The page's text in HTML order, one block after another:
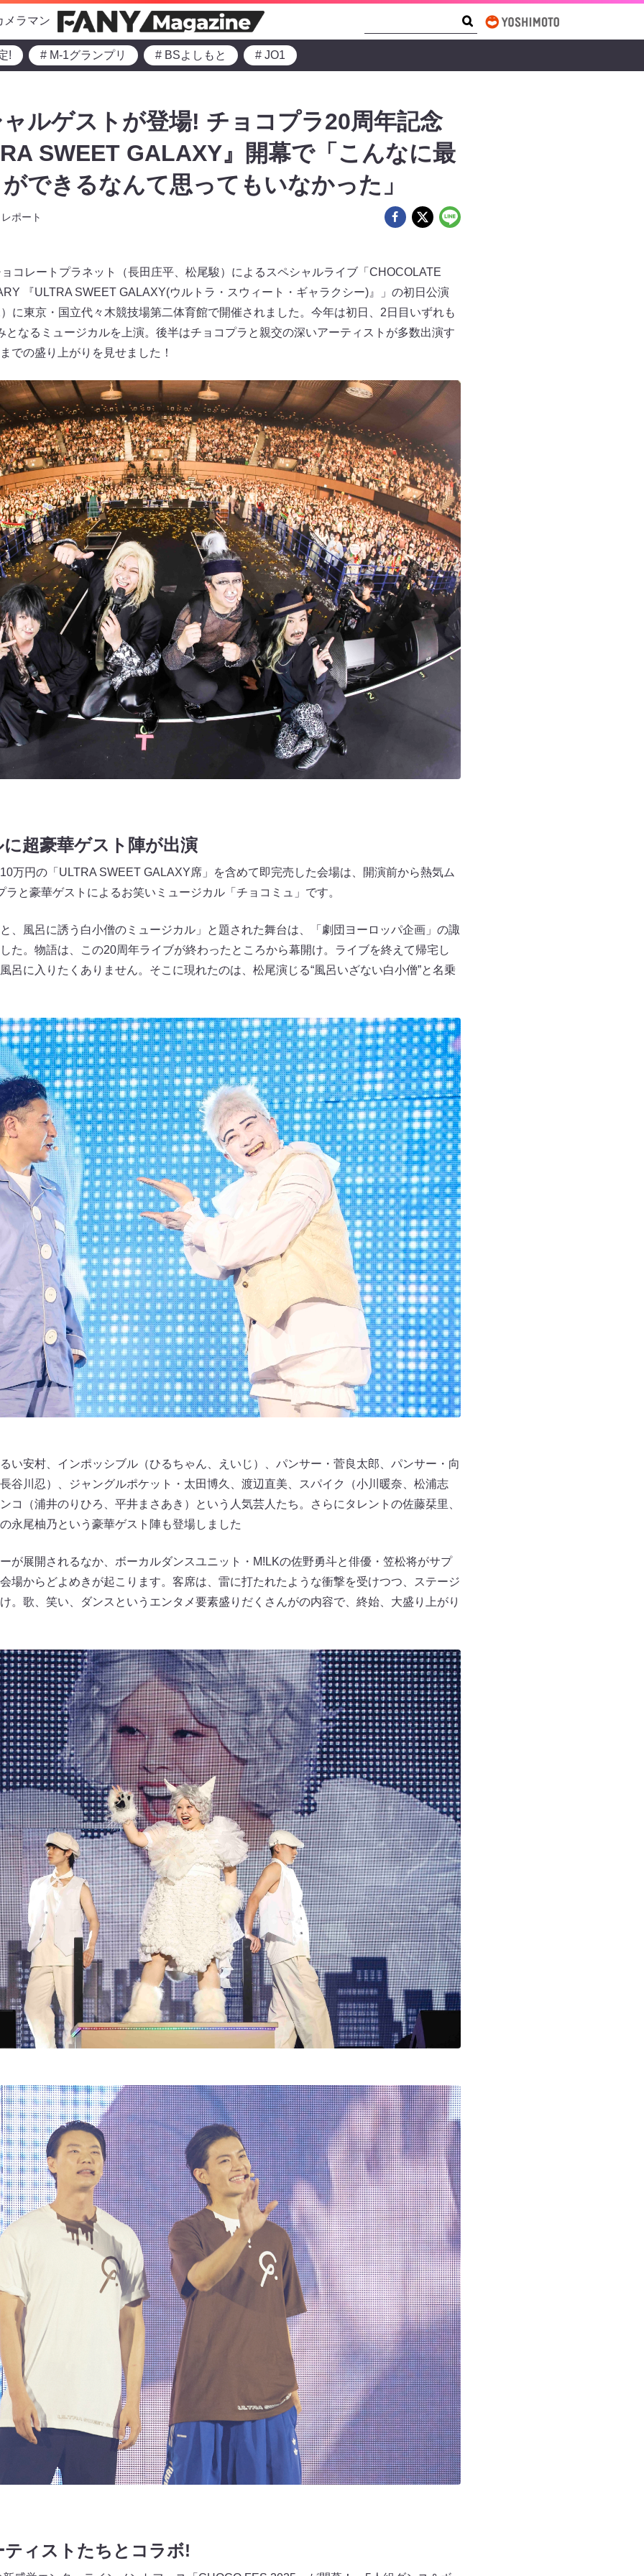
メラマン
! # M-1グランプリ # BSよしもと # JO1
ルゲストが登場! チョコプラ20周年記念
SWEET GALAXY』開幕で「こんなに最
できるなんて思ってもいなかった」
レポート
コレートプラネット（長田庄平、松尾駿）によるスペシャルライブ「CHOCOLATE
『ULTRA SWEET GALAXY(ウルトラ・スウィート・ギャラクシー)』」の初日公演
に東京・国立代々木競技場第二体育館で開催されました。今年は初日、2日目いずれも
となるミュージカルを上演。後半はチョコプラと親交の深いアーティストが多数出演す
での盛り上がりを見せました！
超豪華ゲスト陣が出演
万円の「ULTRA SWEET GALAXY席」を含めて即完売した会場は、開演前から熱気ム
と豪華ゲストによるお笑いミュージカル「チョコミュ」です。
、風呂に誘う白小僧のミュージカル」と題された舞台は、「劇団ヨーロッパ企画」の諏
た。物語は、この20周年ライブが終わったところから幕開け。ライブを終えて帰宅し
呂に入りたくありません。そこに現れたのは、松尾演じる“風呂いざない白小僧”と名乗
い安村、インポッシブル（ひるちゃん、えいじ）、パンサー・菅良太郎、パンサー・向
谷川忍）、ジャングルポケット・太田博久、渡辺直美、スパイク（小川暖奈、松浦志
コ（浦井のりひろ、平井まさあき）という人気芸人たち。さらにタレントの佐藤栞里、
永尾柚乃という豪華ゲスト陣も登場しました
が展開されるなか、ボーカルダンスユニット・M!LKの佐野勇斗と俳優・笠松将がサプ
場からどよめきが起こります。客席は、雷に打たれたような衝撃を受けつつ、ステージ
。歌、笑い、ダンスというエンタメ要素盛りだくさんがの内容で、終始、大盛り上がり
ィストたちとコラボ!